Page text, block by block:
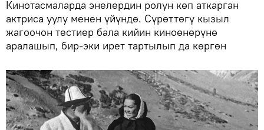
Кинотасмаларда энелердин ролун көп аткарган
актриса уулу менен үйүндө. Сүрөттөгү кызыл
жагоочон тестиер бала кийин киноөнөрүнө
аралашып, бир-эки ирет тартылып да көргөн